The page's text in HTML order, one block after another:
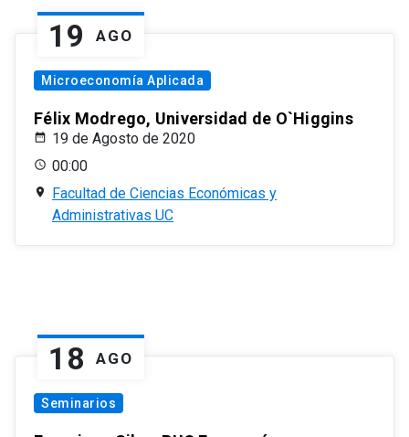
19 AGO
Microeconomía Aplicada
Félix Modrego, Universidad de O`Higgins
19 de Agosto de 2020
00:00
Facultad de Ciencias Económicas y
Administrativas UC
18 AGO
Seminarios